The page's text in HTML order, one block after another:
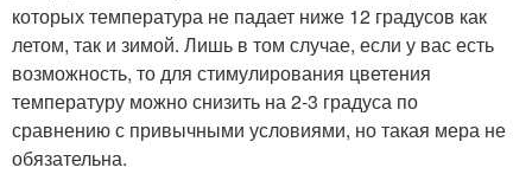
которых температура не падает ниже 12 градусов как
летом, так и зимой. Лишь в том случае, если у вас есть
возможность, то для стимулирования цветения
температуру можно снизить на 2-3 градуса по
сравнению с привычными условиями, но такая мера не
обязательна.